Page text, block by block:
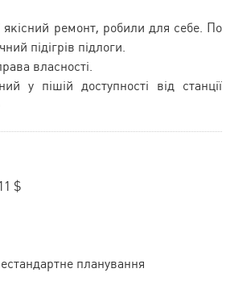
ремонт, робили для себе. По
підігрів підлоги.
власності.
у пішій доступності від станції
$
планування